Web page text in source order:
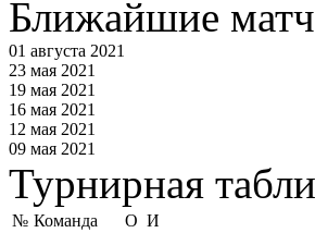
Ближайшие
01 августа 2021
23 мая 2021
19 мая 2021
16 мая 2021
12 мая 2021
09 мая 2021
Турнирная
№ Команда О И